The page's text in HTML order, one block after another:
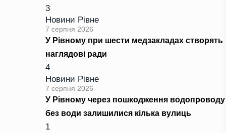
3
Новини Рівне
7 серпня 2026
У Рівному при шести медзакладах створять
наглядові ради
4
Новини Рівне
7 серпня 2026
У Рівному через пошкодження водопроводу
без води залишилися кілька вулиць
1